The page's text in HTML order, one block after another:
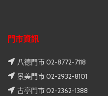
門市資訊
八德門市 02-8772-7118
景美門市 02-2932-8101
古亭門市 02-2362-1388